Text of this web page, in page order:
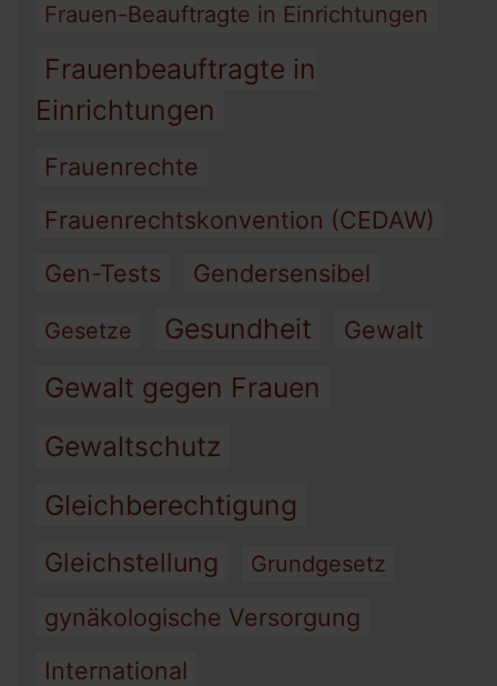
Frauen-Beauftragte in Einrichtungen
Frauenbeauftragte in
Einrichtungen
Frauenrechte
Frauenrechtskonvention (CEDAW)
Gen-Tests
Gendersensibel
Gesetze Gesundheit Gewalt
Gewalt gegen Frauen
Gewaltschutz
Gleichberechtigung
Gleichstellung Grundgesetz
gynäkologische Versorgung
International